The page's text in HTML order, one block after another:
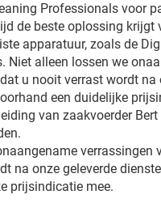
Professionals voor
de beste oplossing krijgt
apparatuur, zoals de
Niet alleen lossen we
u nooit verrast wordt
een duidelijke
van zaakvoerder
verrassingen
na onze geleverde
prijsindicatie mee.